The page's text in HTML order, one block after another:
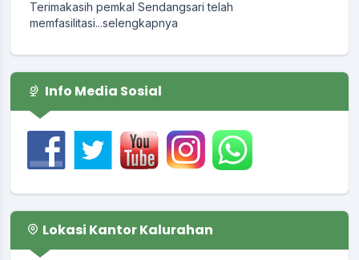
memfasilitasi...selengkapnya
Info Media Sosial
Lokasi Kantor Kalurahan